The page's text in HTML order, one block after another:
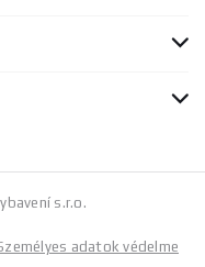
s.r.o.
adatok védelme